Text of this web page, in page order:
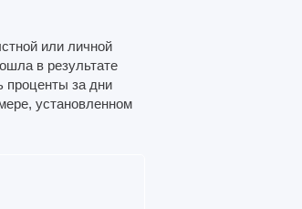
или личной
в результате
проценты за дни
установленном